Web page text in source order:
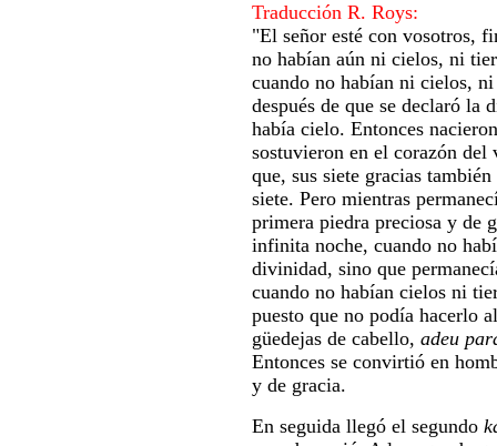
Traducción R. Roys:
"El señor esté con vosotros,
no habían aún ni cielos, ni
cuando no habían ni cielos,
después de que se declaró la
había cielo. Entonces
sostuvieron en el corazón
que, sus siete gracias
siete. Pero mientras
primera piedra preciosa y de
infinita noche, cuando no
divinidad, sino que
cuando no habían cielos ni
puesto que no podía hacerlo
güedejas de cabello, adeu
Entonces se convirtió en
y de gracia.
En seguida llegó el segundo